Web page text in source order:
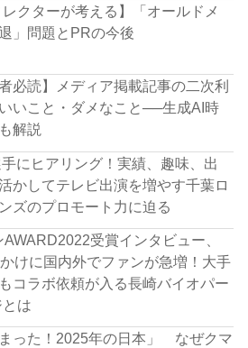
レクターが考える】「オールドメ
」問題とPRの今後
者必読】メディア掲載記事の二次利
いこと・ダメなこと──生成AI時
解説
にヒアリング！実績、趣味、出
かしてテレビ出演を増やす千葉ロ
ズのプロモート力に迫る
受賞インタビュー、
けに国内外でファンが急増！大手
コラボ依頼が入る長崎バイオパー
は
まった！2025年の日本」 なぜクマ